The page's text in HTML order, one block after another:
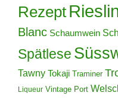
Rezept
Blanc Schaumwein
Spätlese
Tawny Tokaji Traminer
Liqueur Vintage Port